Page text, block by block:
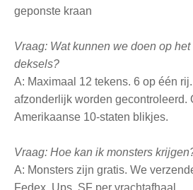
geponste kraan
Vraag: Wat kunnen we doen op
deksels?
A: Maximaal 12 tekens. 6 op één
afzonderlijk worden gecontroleerd.
Amerikaanse 10-staten blikjes.
Vraag: Hoe kan ik monsters
A: Monsters zijn gratis. We
Fedex, Ups, SF per vrachtafhaal.